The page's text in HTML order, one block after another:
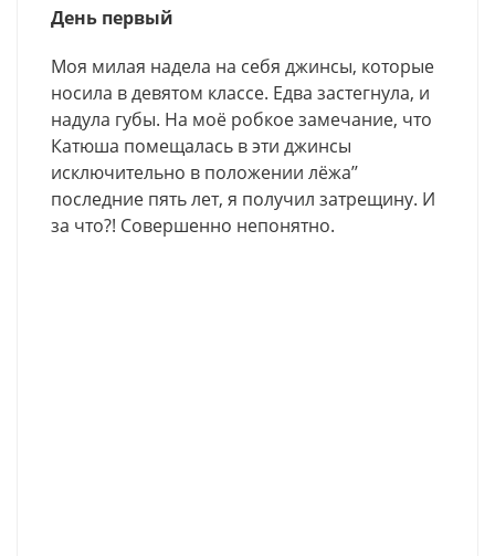
День первый
Моя милая надела на себя джинсы, которые
носила в девятом классе. Едва застегнула, и
надула губы. На моё робкое замечание, что
Катюша помещалась в эти джинсы
исключительно в положении лёжа’’
последние пять лет, я получил затрещину. И
за что?! Совершенно непонятно.